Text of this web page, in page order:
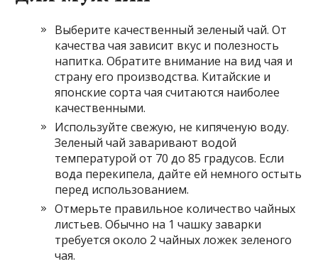
Выберите качественный зеленый чай. От
качества чая зависит вкус и полезность
напитка. Обратите внимание на вид чая и
страну его производства. Китайские и
японские сорта чая считаются наиболее
качественными.
Используйте свежую, не кипяченую воду.
Зеленый чай заваривают водой
температурой от 70 до 85 градусов. Если
вода перекипела, дайте ей немного остыть
перед использованием.
Отмерьте правильное количество чайных
листьев. Обычно на 1 чашку заварки
требуется около 2 чайных ложек зеленого
чая.